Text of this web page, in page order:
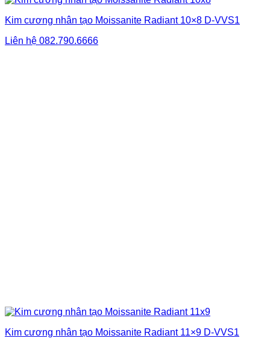
Kim cương nhân tạo Moissanite Radiant 10×8 D-VVS1
Liên hệ 082.790.6666
Kim cương nhân tạo Moissanite Radiant 11×9 D-VVS1